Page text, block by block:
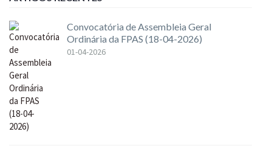
Convocatória de Assembleia Geral
Ordinária da FPAS (18-04-2026)
01-04-2026